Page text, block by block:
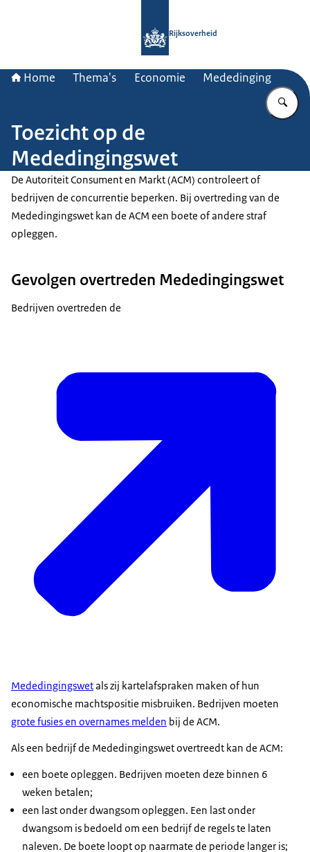
Rijksoverheid
Home Thema's Economie Mededinging
Toezicht op de
Mededingingswet
De Autoriteit Consument en Markt (ACM) controleert of
bedrijven de concurrentie beperken. Bij overtreding van de
Mededingingswet kan de ACM een boete of andere straf
opleggen.
Gevolgen overtreden Mededingingswet
Bedrijven overtreden de
Mededingingswetals zij kartelafspraken maken of hun
economische machtspositie misbruiken. Bedrijven moeten
grote fusies en overnames melden bij de ACM.
Als een bedrijf de Mededingingswet overtreedt kan de ACM:
een boete opleggen. Bedrijven moeten deze binnen 6
weken betalen;
een last onder dwangsom opleggen. Een last onder
dwangsom is bedoeld om een bedrijf de regels te laten
naleven. De boete loopt op naarmate de periode langer is;